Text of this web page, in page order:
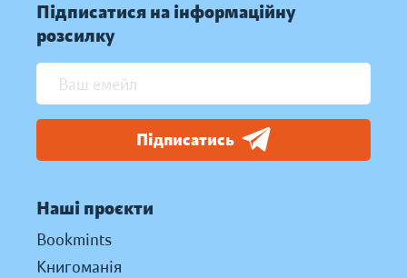
Підписатися на інформаційну
розсилку
Підписатись
Наші проєкти
Bookmints
Книгоманія